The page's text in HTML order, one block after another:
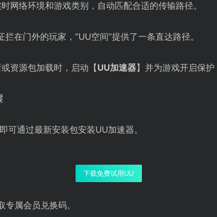
网络环境和游戏类别，自动匹配合适的传输路径。
在门外的玩家，“UU空间”提供了一条直达路径。
资源包加载时，启动【UU加速器】并为游戏开启保
可通过最新安装包安装UU加速器。
下载免费试用UU
属会员兑换码。